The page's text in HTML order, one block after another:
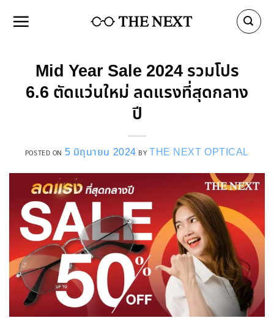
Mid Year Sale 2024 รวมโปร
6.6 ตัดแว่นใหม่ ลดแรงที่สุดกลาง
ปี
POSTED ON 5 มิถุนายน 2024 BY THE NEXT OPTICAL